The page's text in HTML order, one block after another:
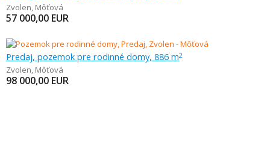
Zvolen, Môťová
57 000,00 EUR
Predaj, pozemok pre rodinné domy, 886 m2
Zvolen, Môťová
98 000,00 EUR